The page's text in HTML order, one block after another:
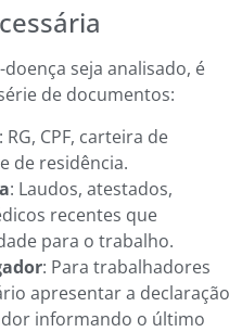
seja analisado, é
de documentos:
: RG, CPF, carteira de
de residência.
: Laudos, atestados,
recentes que
para o trabalho.
: Para trabalhadores
apresentar a declaração
informando o último